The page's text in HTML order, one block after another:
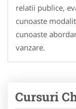
relatii publice,
cunoaste
cunoaste
vanzare.
Cursuri